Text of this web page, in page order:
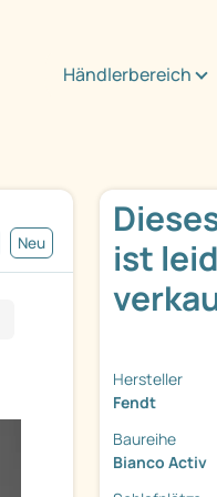
Händlerbereich
Neu
ist
Hersteller
Fendt
Baureihe
Bianco Activ